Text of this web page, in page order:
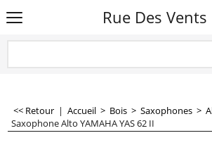
Rue Des Vents
<< Retour | Accueil > Bois > Saxophones >
Saxophone Alto YAMAHA YAS 62 II